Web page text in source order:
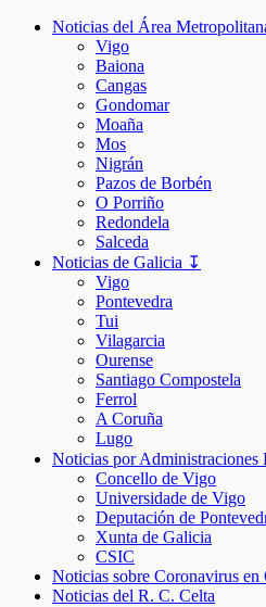
Noticias del Área
Vigo
Baiona
Cangas
Gondomar
Moaña
Mos
Nigrán
Pazos de Borbén
O Porriño
Redondela
Salceda
Noticias de Galicia ↧
Vigo
Pontevedra
Tui
Vilagarcia
Ourense
Santiago Compostela
Ferrol
A Coruña
Lugo
Noticias por Administraciones
Concello de Vigo
Universidade de Vigo
Deputación de
Xunta de Galicia
CSIC
Noticias sobre Coronavirus en
Noticias del R. C. Celta